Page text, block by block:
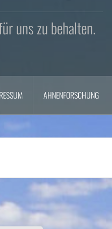
uns zu behalten.
AHNENFORSCHUNG